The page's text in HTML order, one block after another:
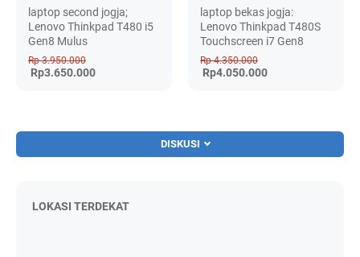
laptop second jogja;
Lenovo Thinkpad T480 i5
Gen8 Mulus
Rp 3.950.000
Rp3.650.000
laptop bekas jogja:
Lenovo Thinkpad T480S
Touchscreen i7 Gen8
Rp 4.350.000
Rp4.050.000
DISKUSI
LOKASI TERDEKAT